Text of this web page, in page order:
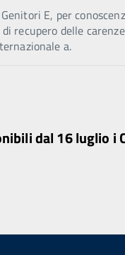
E, per
recupero delle
a.
dal 16 luglio i